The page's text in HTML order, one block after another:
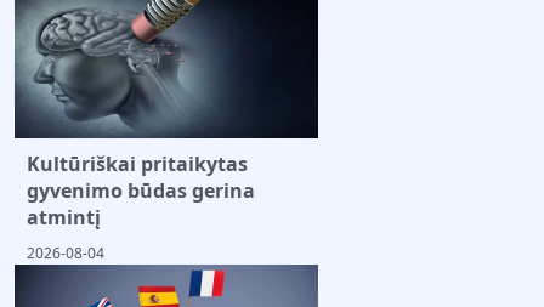
Kultūriškai pritaikytas
gyvenimo būdas gerina
atmintį
2026-08-04